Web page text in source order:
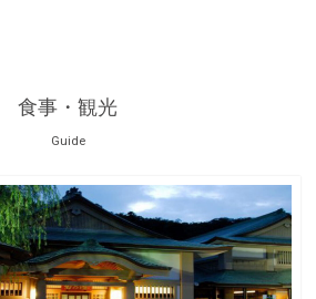
食事・観光
Guide